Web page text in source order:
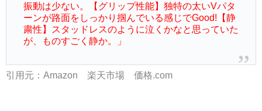
振動は少ない。【グリップ性能】独特の太いVパタ
ーンが路面をしっかり掴んでいる感じでGood!【静
粛性】スタッドレスのように泣くかなと思っていた
が、ものすごく静か。」
引用元：Amazon 楽天市場 価格.com